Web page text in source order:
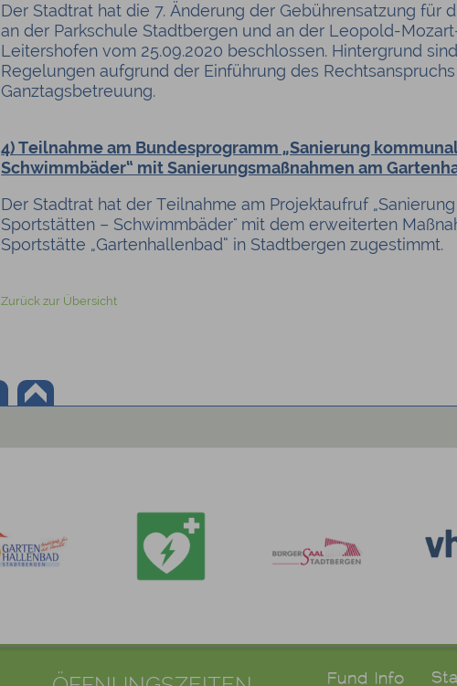
Der Stadtrat hat die 7. Änderung der Gebührensatzung für
an der Parkschule Stadtbergen und an der Leopold-
Leitershofen vom 25.09.2020 beschlossen. Hintergrund
Regelungen aufgrund der Einführung des
Ganztagsbetreuung.
4) Teilnahme am Bundesprogramm „Sanierung
Schwimmbäder“ mit Sanierungsmaßnahmen am
Der Stadtrat hat der Teilnahme am Projektaufruf
Sportstätten – Schwimmbäder" mit dem erweiterten
Sportstätte „Gartenhallenbad“ in Stadtbergen zugestimmt.
Zurück zur Übersicht